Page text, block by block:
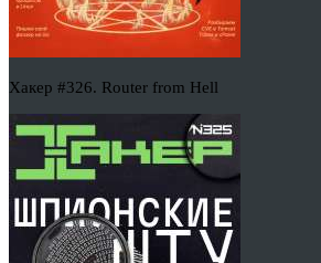
Хакер #326. Router from Hell